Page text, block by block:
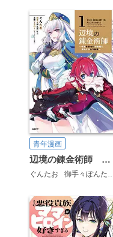
青年漫画
辺境の錬金術師 ～今更予算ゼロの職場に戻るとかもう無理～
ぐんたお 御手々ぽんた